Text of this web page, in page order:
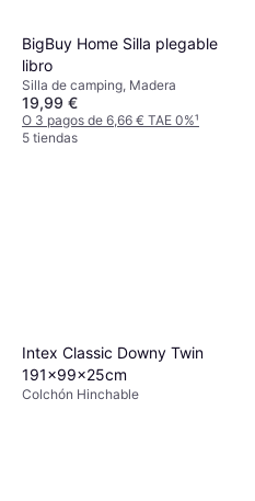
BigBuy Home Silla plegable
libro
Silla de camping, Madera
19,99 €
O 3 pagos de 6,66 € TAE 0%¹
5 tiendas
Intex Classic Downy Twin
191x99x25cm
Colchón Hinchable